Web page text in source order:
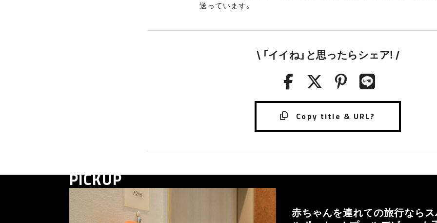
送っています。
\ 「イイね」と思ったらシェア! /
PICKUP
赤ちゃんを連れての旅行なら